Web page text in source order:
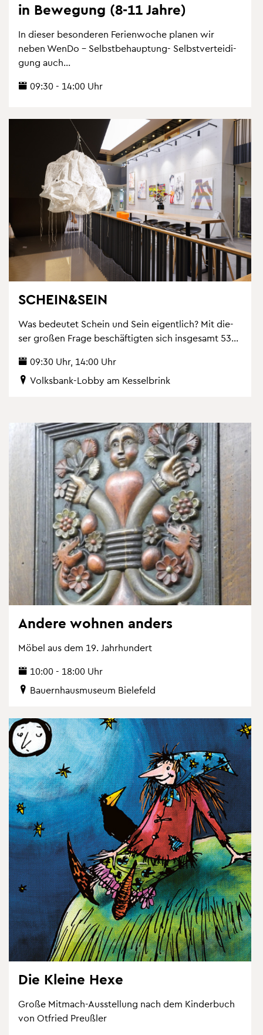
in Be­we­gung (8-11 Jahre)
In die­ser be­son­de­ren Fe­ri­en­wo­che pla­nen wir
neben WenDo – Selbst­be­haup­tung- Selbst­ver­tei­di­
gung auch...
09:30 - 14:00 Uhr
SCHEIN&SEIN
Was be­deu­tet Schein und Sein ei­gent­lich? Mit die­
ser gro­ßen Frage be­schäf­tig­ten sich ins­ge­samt 53...
09:30 Uhr, 14:00 Uhr
Volks­bank-Lobby am Kes­sel­brink
An­de­re woh­nen an­ders
Möbel aus dem 19. Jahr­hun­dert
10:00 - 18:00 Uhr
Bau­ern­haus­mu­se­um Bie­le­feld
Die Klei­ne Hexe
Große Mit­mach-Aus­stel­lung nach dem Kin­der­buch
von Ot­fried Preu­ß­ler